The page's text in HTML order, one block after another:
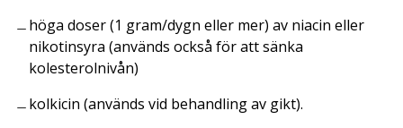
höga doser (1 gram/dygn eller mer) av niacin eller
nikotinsyra (används också för att sänka
kolesterolnivån)
kolkicin (används vid behandling av gikt).